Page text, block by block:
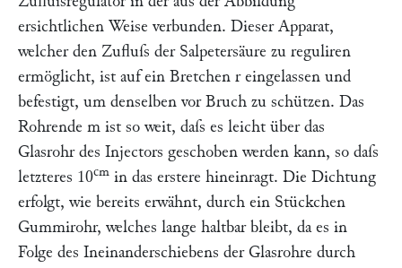
ersichtlichen Weise verbunden. Dieser Apparat,
welcher den Zufluſs der Salpetersäure zu reguliren
ermöglicht, ist auf ein Bretchen reingelassen und
befestigt, um denselben vor Bruch zu schützen. Das
Rohrende m ist so weit, daſs es leicht über das
Glasrohr des Injectors geschoben werden kann, so daſs
letzteres 10cm in das erstere hineinragt. Die Dichtung
erfolgt, wie bereits erwähnt, durch ein Stückchen
Gummirohr, welches lange haltbar bleibt, da es in
Folge des Ineinanderschiebens der Glasrohre durch